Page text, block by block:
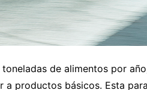
de alimentos por
productos básicos. Esta